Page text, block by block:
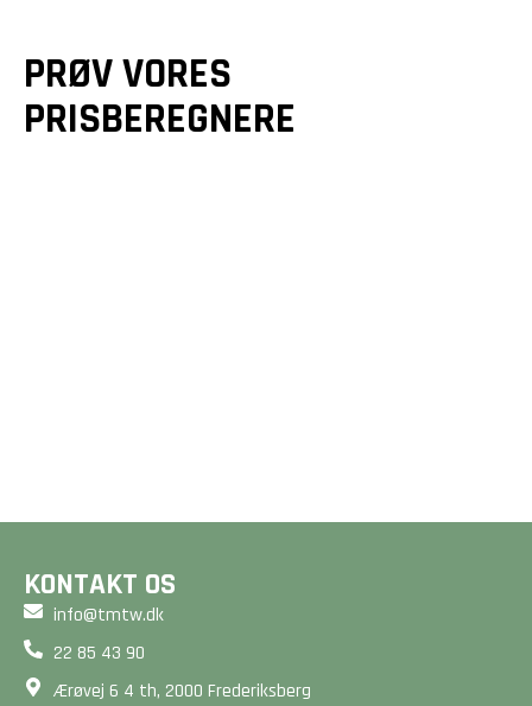
PRØV VORES
PRISBEREGNERE
BEREGN PRIS BEREGN PRIS
KONTAKT OS
info@tmtw.dk
22 85 43 90
Ærøvej 6 4 th, 2000 Frederiksberg